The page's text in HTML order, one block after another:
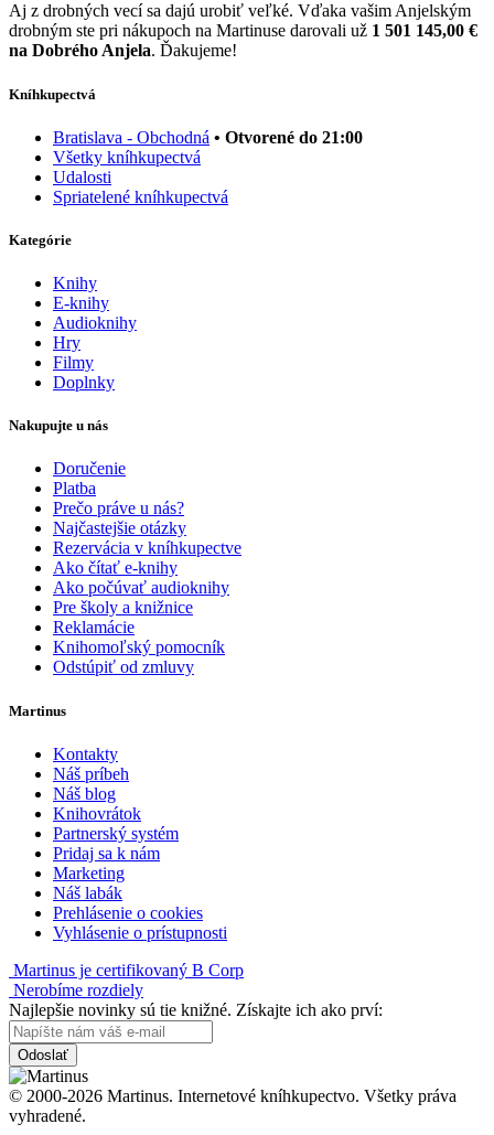
Aj z drobných vecí sa dajú urobiť veľké. Vďaka vašim Anjelským
drobným ste pri nákupoch na Martinuse darovali už 1 501 145,00 €
na Dobrého Anjela. Ďakujeme!
Kníhkupectvá
Bratislava - Obchodná • Otvorené do 21:00
Všetky kníhkupectvá
Udalosti
Spriatelené kníhkupectvá
Kategórie
Knihy
E-knihy
Audioknihy
Hry
Filmy
Doplnky
Nakupujte u nás
Doručenie
Platba
Prečo práve u nás?
Najčastejšie otázky
Rezervácia v kníhkupectve
Ako čítať e-knihy
Ako počúvať audioknihy
Pre školy a knižnice
Reklamácie
Knihomoľský pomocník
Odstúpiť od zmluvy
Martinus
Kontakty
Náš príbeh
Náš blog
Knihovrátok
Partnerský systém
Pridaj sa k nám
Marketing
Náš labák
Prehlásenie o cookies
Vyhlásenie o prístupnosti
Martinus je certifikovaný B Corp
Nerobíme rozdiely
Najlepšie novinky sú tie knižné. Získajte ich ako prví:
Odoslať
© 2000-2026 Martinus. Internetové kníhkupectvo. Všetky práva
vyhradené.